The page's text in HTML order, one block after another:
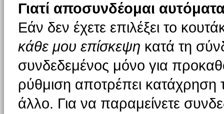
Γιατί αποσυνδέομαι
Εάν δεν έχετε επιλέξει το
κάθε μου επίσκεψη κατά τη
συνδεδεμένος μόνο για
ρύθμιση αποτρέπει
άλλο. Για να παραμείνετε